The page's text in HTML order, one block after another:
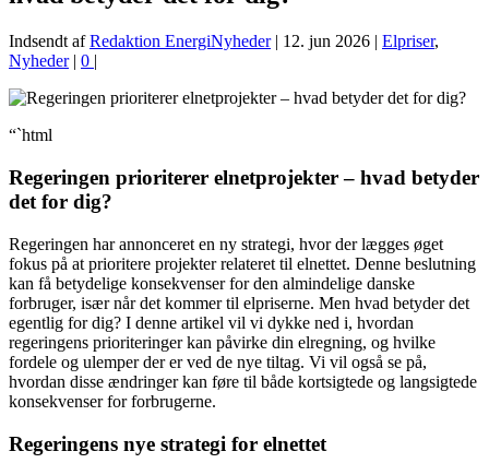
Indsendt afRedaktion EnergiNyheder| 12. jun 2026 | Elpriser,
Nyheder| 0 |
“`html
Regeringen prioriterer elnetprojekter – hvad betyder
det for dig?
Regeringen har annonceret en ny strategi, hvor der lægges øget
fokus på at prioritere projekter relateret til elnettet. Denne beslutning
kan få betydelige konsekvenser for den almindelige danske
forbruger, især når det kommer til elpriserne. Men hvad betyder det
egentlig for dig? I denne artikel vil vi dykke ned i, hvordan
regeringens prioriteringer kan påvirke din elregning, og hvilke
fordele og ulemper der er ved de nye tiltag. Vi vil også se på,
hvordan disse ændringer kan føre til både kortsigtede og langsigtede
konsekvenser for forbrugerne.
Regeringens nye strategi for elnettet